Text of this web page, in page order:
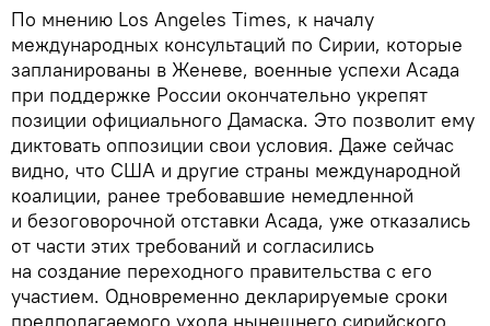
По мнению Los Angeles Times, к началу
международных консультаций по Сирии, которые
запланированы в Женеве, военные успехи Асада
при поддержке России окончательно укрепят
позиции официального Дамаска. Это позволит ему
диктовать оппозиции свои условия. Даже сейчас
видно, что США и другие страны международной
коалиции, ранее требовавшие немедленной
и безоговорочной отставки Асада, уже отказались
от части этих требований и согласились
на создание переходного правительства с его
участием. Одновременно декларируемые сроки
предполагаемого ухода нынешнего сирийского